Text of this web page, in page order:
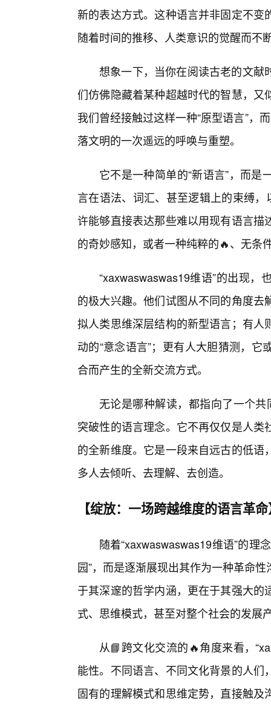
新的表达方式。这种语言并非固定不
随着时间的推移、人类意识的觉醒而不
想象一下，当你在阅读古老的文献
们仿佛隐藏着某种超越时代的智慧，
我们曾经接触过这样一种“原型语言”，
落文明的一次遥远的呼唤与重塑。
它不是一种简单的“新语言”，而
言在语法、词汇、甚至逻辑上的束缚
许能够直接表达那些难以用现有语言
的奇妙感知，或者一种纯粹的🔥、无条
“xaxwaswaswas19维语”的出现
的极大兴趣。他们试图从不同的角度
拟人类思维深层结构的新型语言；有
动的“意念语言”；更有人大胆猜测，
合而产生的全新交流方式。
无论是哪种解读，都指向了一个共
突破性的语言理念。它不再仅仅是人
的全新维度。它是一段来自远古的低
多人去倾听、去理解、去创造。
【绽放：一场跨越维度的语言革
随着“xaxwaswaswas19维语”的理
园”，而是逐渐展现出其作为一种革命
于其深邃的哲学内涵，更在于其强大
式、思维模式，甚至对整个社会的发展
从📘跨文化交流的🔥角度来看，
能性。不同语言、不同文化背景的人
固有的理解模式和思维定势，直接触